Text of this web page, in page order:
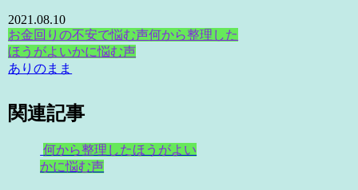
2021.08.10
お金回りの不安で悩む声何から整理した
ほうがよいかに悩む声
ありのまま
関連記事
何から整理したほうがよい
かに悩む声